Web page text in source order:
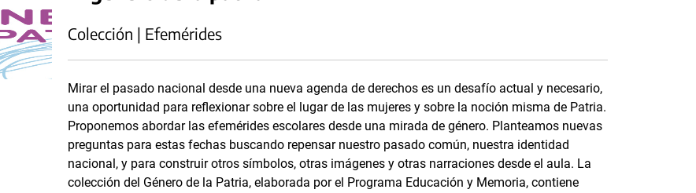
Colección | Efemérides
Mirar el pasado nacional desde una nueva agenda de derechos es un desafío actual y necesario,
una oportunidad para reflexionar sobre el lugar de las mujeres y sobre la noción misma de Patria.
Proponemos abordar las efemérides escolares desde una mirada de género. Planteamos nuevas
preguntas para estas fechas buscando repensar nuestro pasado común, nuestra identidad
nacional, y para construir otros símbolos, otras imágenes y otras narraciones desde el aula. La
colección del Género de la Patria, elaborada por el Programa Educación y Memoria, contiene